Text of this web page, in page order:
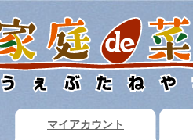
マイアカウント